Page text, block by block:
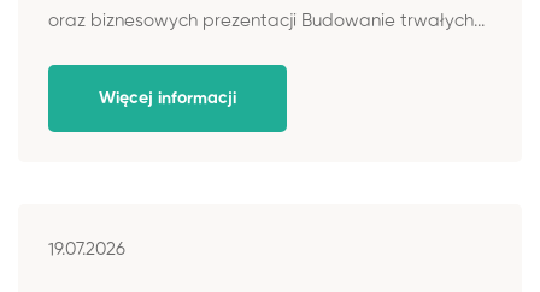
oraz biznesowych prezentacji Budowanie trwałych...
Więcej informacji
19.07.2026